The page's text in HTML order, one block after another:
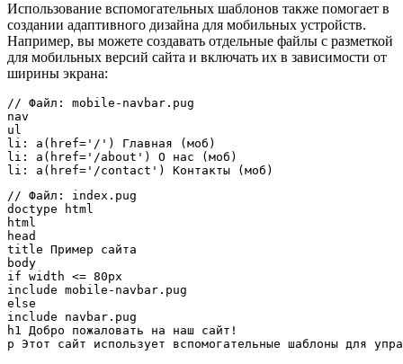
Использование вспомогательных шаблонов также помогает в
создании адаптивного дизайна для мобильных устройств.
Например, вы можете создавать отдельные файлы с разметкой
для мобильных версий сайта и включать их в зависимости от
ширины экрана:
// Файл: mobile-navbar.pug
nav
ul
li: a(href='/') Главная (моб)
li: a(href='/about') О нас (моб)
li: a(href='/contact') Контакты (моб)
// Файл: index.pug
doctype html
html
head
title Пример сайта
body
if width <= 80px
include mobile-navbar.pug
else
include navbar.pug
h1 Добро пожаловать на наш сайт!
p Этот сайт использует вспомогательные шаблоны для